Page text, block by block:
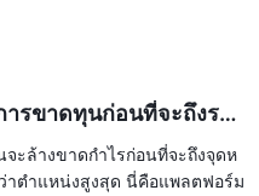
รขาดทุนก่อนที่จะถึงระ
าตำแหน่งสูงสุดถึง $0.9
ะล้างขาดกำไรก่อนที่จะถึงจุดห
าตำแหน่งสูงสุด นี่คือแพลตฟอร์ม